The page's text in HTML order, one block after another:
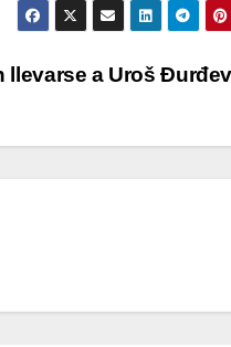
llevarse a Uroš